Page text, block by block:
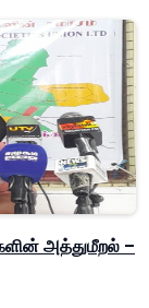
அத்துமீறல் –